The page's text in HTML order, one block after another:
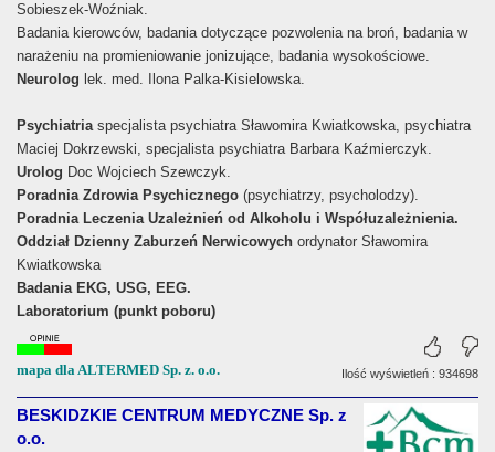
Sobieszek-Woźniak.
Badania kierowców, badania dotyczące pozwolenia na broń, badania w
narażeniu na promieniowanie jonizujące, badania wysokościowe.
Neurolog lek. med. Ilona Palka-Kisielowska.
Psychiatriaspecjalista psychiatra Sławomira Kwiatkowska, psychiatra
Maciej Dokrzewski, specjalista psychiatra Barbara Kaźmierczyk.
Urolog Doc Wojciech Szewczyk.
Poradnia Zdrowia Psychicznego (psychiatrzy, psycholodzy).
Poradnia Leczenia Uzależnień od Alkoholu i Współuzależnienia.
Oddział Dzienny Zaburzeń Nerwicowych ordynator Sławomira
Kwiatkowska
Badania EKG, USG, EEG.
Laboratorium (punkt poboru)
mapa dla ALTERMED Sp. z. o.o. Ilość wyświetleń : 934698
BESKIDZKIE CENTRUM MEDYCZNE Sp. z
o.o.